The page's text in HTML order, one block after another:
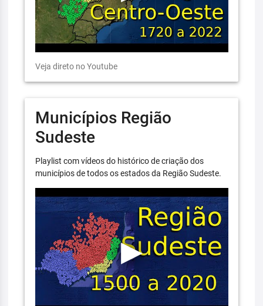
Veja direto no Youtube
Municípios Região
Sudeste
Playlist com vídeos do histórico de criação dos
municípios de todos os estados da Região Sudeste.